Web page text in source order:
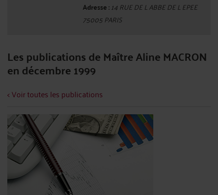
Adresse :14 RUE DE L ABBE DE L EPEE
75005 PARIS
Les publications de Maître Aline MACRON
en décembre 1999
< Voir toutes les publications